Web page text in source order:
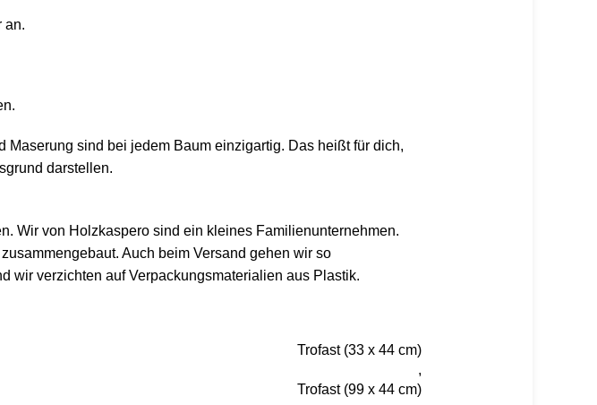
an.
sind bei jedem Baum einzigartig. Das heißt für dich,
darstellen.
Wir von Holzkaspero sind ein kleines Familienunternehmen.
Auch beim Versand gehen wir so
wir verzichten auf Verpackungsmaterialien aus Plastik.
Trofast (33 x 44 cm)
,
Trofast (99 x 44 cm)